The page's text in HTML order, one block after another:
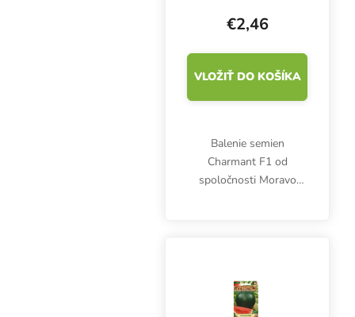
€2,46
VLOŽIŤ DO KOŠÍKA
Balenie semien
Charmant F1 od
spoločnosti Moravo
produkuje veľa malých
červených...